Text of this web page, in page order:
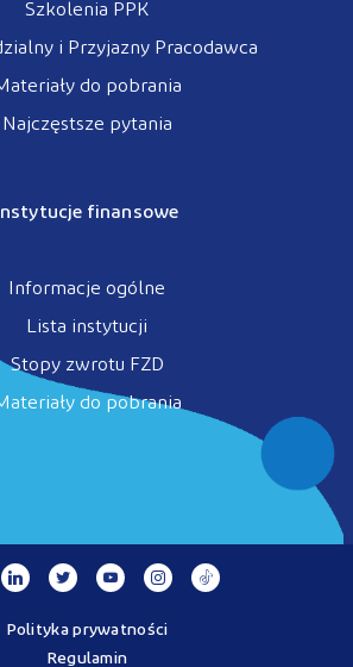
Szkolenia PPK
i Przyjazny Pracodawca
do pobrania
Najczęstsze pytania
Instytucje finansowe
Informacje ogólne
Lista instytucji
Stopy zwrotu FZD
do pobrania
Polityka prywatności
Regulamin